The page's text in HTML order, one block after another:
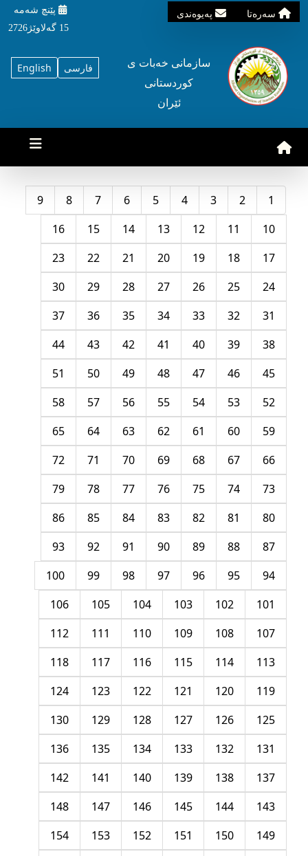
سه‌ره‌تا په‌یوه‌ندی
پێنچ شه‌مه‌
15 گه‌لاوێژ2726
English فارسی
سازمانی خه‌بات ی
کوردستانی
ئێران
1
2
3
4
5
6
7
8
9
10
11
12
13
14
15
16
17
18
19
20
21
22
23
24
25
26
27
28
29
30
31
32
33
34
35
36
37
38
39
40
41
42
43
44
45
46
47
48
49
50
51
52
53
54
55
56
57
58
59
60
61
62
63
64
65
66
67
68
69
70
71
72
73
74
75
76
77
78
79
80
81
82
83
84
85
86
87
88
89
90
91
92
93
94
95
96
97
98
99
100
101
102
103
104
105
106
107
108
109
110
111
112
113
114
115
116
117
118
119
120
121
122
123
124
125
126
127
128
129
130
131
132
133
134
135
136
137
138
139
140
141
142
143
144
145
146
147
148
149
150
151
152
153
154